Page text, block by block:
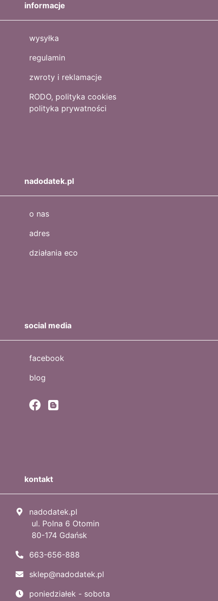
informacje
wysyłka
regulamin
zwroty i reklamacje
RODO, polityka cookies
polityka prywatności
nadodatek.pl
o nas
adres
działania eco
social media
facebook
blog
kontakt
nadodatek.pl
ul. Polna 6 Otomin
80-174 Gdańsk
663-656-888
sklep@nadodatek.pl
poniedziałek - sobota